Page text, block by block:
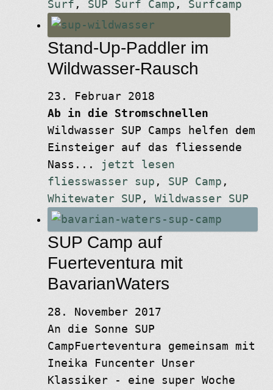
Surf , SUP Surf Camp , Surfcamp
Stand-Up-Paddler im
Wildwasser-Rausch
23. Februar 2018
Ab in die Stromschnellen
Wildwasser SUP Camps helfen dem
Einsteiger auf das fliessende
Nass...
jetzt lesen
fliesswasser sup , SUP Camp ,
Whitewater SUP , Wildwasser SUP
SUP Camp auf
Fuerteventura mit
BavarianWaters
28. November 2017
An die Sonne SUP
CampFuerteventura gemeinsam mit
Ineika Funcenter Unser
Klassiker - eine super Woche